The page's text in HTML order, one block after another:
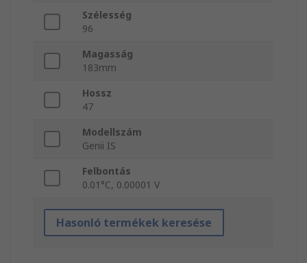
Szélesség
96
Magasság
183mm
Hossz
47
Modellszám
Genii IS
Felbontás
0.01°C, 0.00001 V
Hasonló termékek keresése